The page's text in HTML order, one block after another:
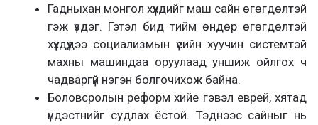
Гадныхан монгол хүүхдийг маш сайн өгөгдөлтэй
гэж үздэг. Гэтэл бид тийм өндөр өгөгдөлтэй
хүүхдүүдээ социализмын үеийн хуучин системтэй
махны машиндаа оруулаад уншиж ойлгох ч
чадваргүй нэгэн болгочихож байна.
Боловсролын реформ хийе гэвэл еврей, хятад
үндэстнийг судлах ёстой. Тэднээс сайныг нь